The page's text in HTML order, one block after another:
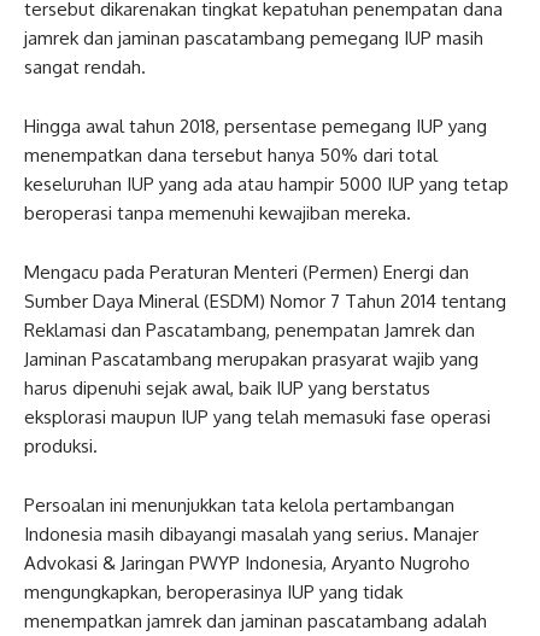
tersebut dikarenakan tingkat kepatuhan penempatan dana
jamrek dan jaminan pascatambang pemegang IUP masih
sangat rendah.
Hingga awal tahun 2018, persentase pemegang IUP yang
menempatkan dana tersebut hanya 50% dari total
keseluruhan IUP yang ada atau hampir 5000 IUP yang tetap
beroperasi tanpa memenuhi kewajiban mereka.
Mengacu pada Peraturan Menteri (Permen) Energi dan
Sumber Daya Mineral (ESDM) Nomor 7 Tahun 2014 tentang
Reklamasi dan Pascatambang, penempatan Jamrek dan
Jaminan Pascatambang merupakan prasyarat wajib yang
harus dipenuhi sejak awal, baik IUP yang berstatus
eksplorasi maupun IUP yang telah memasuki fase operasi
produksi.
Persoalan ini menunjukkan tata kelola pertambangan
Indonesia masih dibayangi masalah yang serius. Manajer
Advokasi & Jaringan PWYP Indonesia, Aryanto Nugroho
mengungkapkan, beroperasinya IUP yang tidak
menempatkan jamrek dan jaminan pascatambang adalah